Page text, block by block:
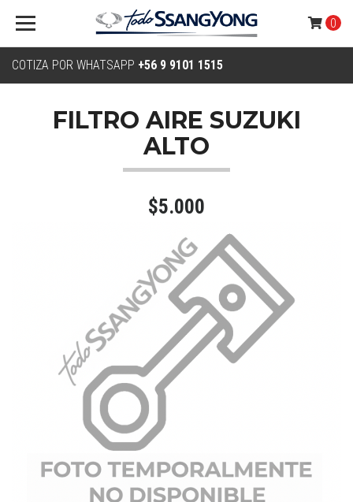
COTIZA POR WHATSAPP +56 9 9101 1515
0
FILTRO AIRE SUZUKI
ALTO
$5.000